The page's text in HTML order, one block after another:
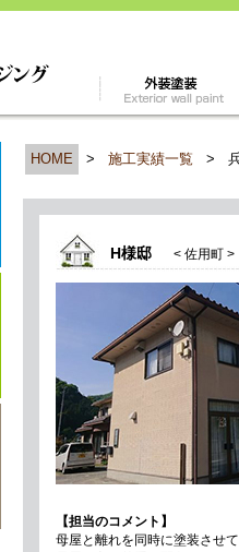
HOME > 施工実績一覧 >
H様邸 < 佐用町 >
【担当のコメント】
母屋と離れを同時に塗装させ